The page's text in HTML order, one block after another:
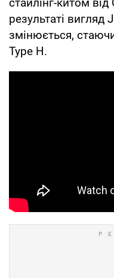
стайлінг-китом
результаті вигляд
змінюється,
Type H.